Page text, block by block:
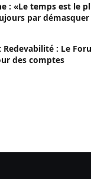
: «Le temps est le
par démasquer
Redevabilité : Le
des comptes